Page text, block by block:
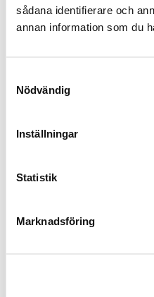
sådana identifierare och
annan information som du
Nödvändig
Inställningar
Statistik
Marknadsföring